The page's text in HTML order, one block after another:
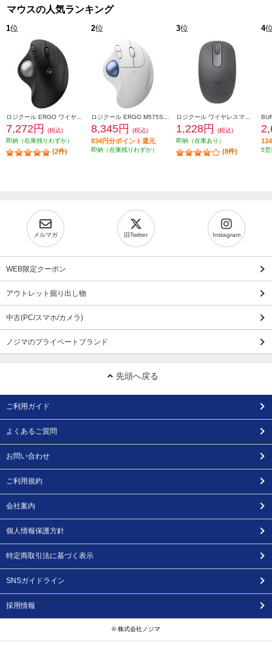
マウスの人気ランキング
1位
7,272円
(税込)
即納（在庫残りわずか）
(2件)
2位
8,345円 (税込)
834円分ポイント還元
即納（在庫残りわずか）
3位
1,228円
(税込)
即納（在庫あり）
(8件)
4
5営
メルマガ 旧Twitter Instagram
WEB限定クーポン
アウトレット掘り出し物
中古(PC/スマホ/カメラ)
ノジマのプライベートブランド
先頭へ戻る
ご利用ガイド
よくあるご質問
お問い合わせ
ご利用規約
会社案内
個人情報保護方針
特定商取引法に基づく表示
SNSガイドライン
採用情報
© 株式会社ノジマ